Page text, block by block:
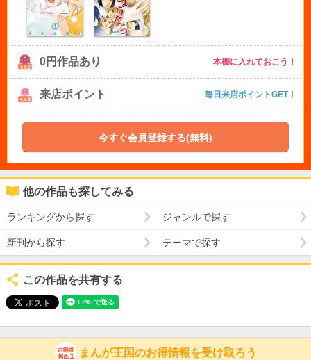
0円作品あり 本棚に入れておこう！
来店ポイント 毎日来店ポイントGET！
今すぐ会員登録する(無料)
他の作品も探してみる
ランキングから探す ジャンルで探す
新刊から探す テーマで探す
この作品を共有する
まんが王国のお得情報を受け取ろう